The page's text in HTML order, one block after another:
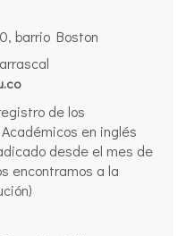
barrio Boston
de los
en inglés
desde el mes de
encontramos a la